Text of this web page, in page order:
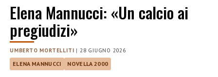
Elena Mannucci: «Un calcio ai
pregiudizi»
UMBERTO MORTELLITI | 28 GIUGNO 2026
ELENA MANNUCCI NOVELLA 2000